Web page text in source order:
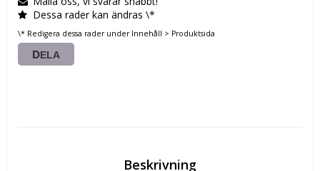
Dessa rader kan ändras \*
\* Redigera dessa rader under Innehåll > Produktsida
DELA
Beskrivning